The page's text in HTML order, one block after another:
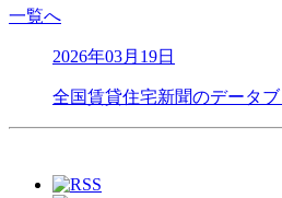
一覧へ
2026年03月19日
全国賃貸住宅新聞のデータ